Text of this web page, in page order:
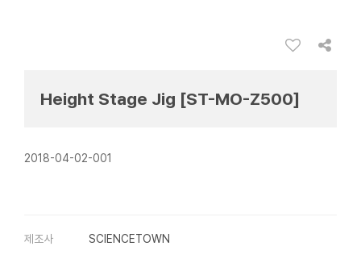
Height Stage Jig [ST-MO-Z500]
2018-04-02-001
제조사 SCIENCETOWN